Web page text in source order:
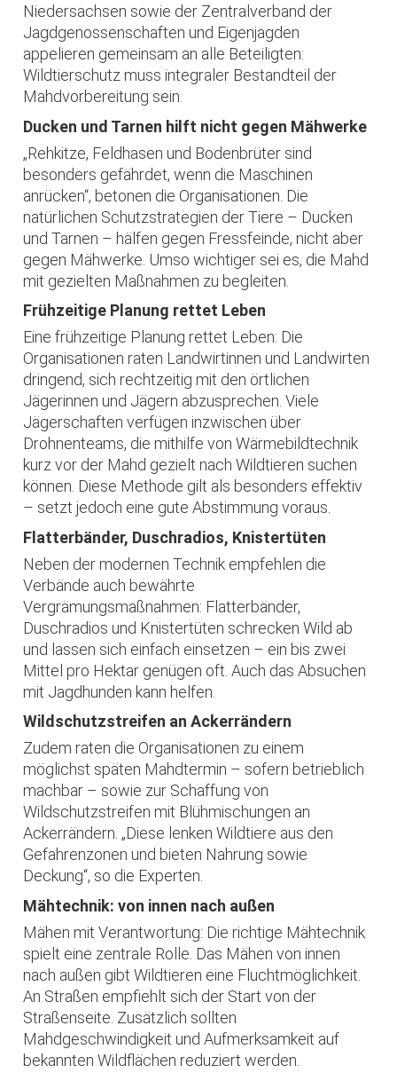
Niedersachsen sowie der Zentralverband der
Jagdgenossenschaften und Eigenjagden
appelieren gemeinsam an alle Beteiligten:
Wildtierschutz muss integraler Bestandteil der
Mahdvorbereitung sein.
Ducken und Tarnen hilft nicht gegen Mähwerke
„Rehkitze, Feldhasen und Bodenbrüter sind
besonders gefährdet, wenn die Maschinen
anrücken“, betonen die Organisationen. Die
natürlichen Schutzstrategien der Tiere – Ducken
und Tarnen – hälfen gegen Fressfeinde, nicht aber
gegen Mähwerke. Umso wichtiger sei es, die Mahd
mit gezielten Maßnahmen zu begleiten.
Frühzeitige Planung rettet Leben
Eine frühzeitige Planung rettet Leben: Die
Organisationen raten Landwirtinnen und Landwirten
dringend, sich rechtzeitig mit den örtlichen
Jägerinnen und Jägern abzusprechen. Viele
Jägerschaften verfügen inzwischen über
Drohnenteams, die mithilfe von Wärmebildtechnik
kurz vor der Mahd gezielt nach Wildtieren suchen
können. Diese Methode gilt als besonders effektiv
– setzt jedoch eine gute Abstimmung voraus.
Flatterbänder, Duschradios, Knistertüten
Neben der modernen Technik empfehlen die
Verbände auch bewährte
Vergrämungsmaßnahmen: Flatterbänder,
Duschradios und Knistertüten schrecken Wild ab
und lassen sich einfach einsetzen – ein bis zwei
Mittel pro Hektar genügen oft. Auch das Absuchen
mit Jagdhunden kann helfen.
Wildschutzstreifen an Ackerrändern
Zudem raten die Organisationen zu einem
möglichst späten Mahdtermin – sofern betrieblich
machbar – sowie zur Schaffung von
Wildschutzstreifen mit Blühmischungen an
Ackerrändern. „Diese lenken Wildtiere aus den
Gefahrenzonen und bieten Nahrung sowie
Deckung“, so die Experten.
Mähtechnik: von innen nach außen
Mähen mit Verantwortung: Die richtige Mähtechnik
spielt eine zentrale Rolle. Das Mähen von innen
nach außen gibt Wildtieren eine Fluchtmöglichkeit.
An Straßen empfiehlt sich der Start von der
Straßenseite. Zusätzlich sollten
Mahdgeschwindigkeit und Aufmerksamkeit auf
bekannten Wildflächen reduziert werden.